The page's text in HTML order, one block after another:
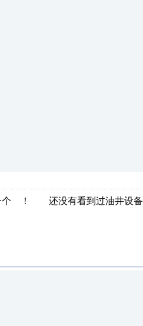
！ 还没有看到过油井设备呢